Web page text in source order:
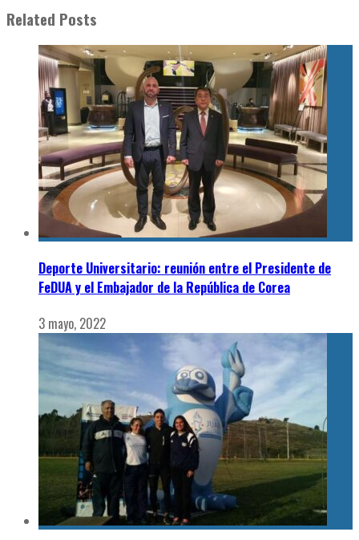
Related Posts
Deporte Universitario: reunión entre el Presidente de
FeDUA y el Embajador de la República de Corea
3 mayo, 2022